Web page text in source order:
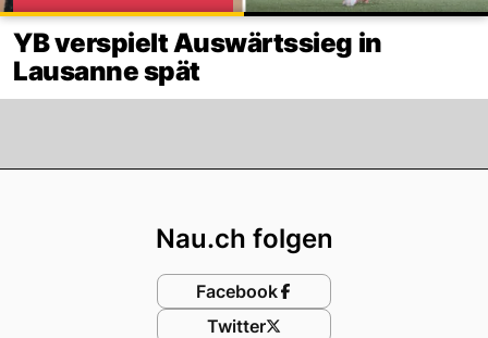
YB verspielt Auswärtssieg in
Lausanne spät
Nau.ch folgen
Facebook
Twitter